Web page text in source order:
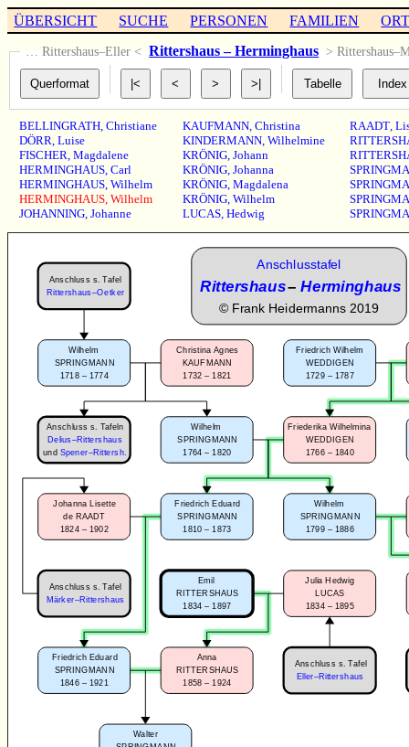
ÜBERSICHT SUCHE PERSONEN FAMILIEN
… Rittershaus–Eller < Rittershaus – Herminghaus >
BELLINGRATH,Christiane
DÖRR,Luise
FISCHER,Magdalene
HERMINGHAUS,Carl
HERMINGHAUS,Wilhelm
HERMINGHAUS,Wilhelm
JOHANNING,Johanne
KAUFMANN, Christina
KINDERMANN, Wilhelmine
KRÖNIG, Johann
KRÖNIG, Johanna
KRÖNIG, Magdalena
KRÖNIG, Wilhelm
LUCAS, Hedwig
RAADT,
Julia Hedwig
LUCAS
1834 – 1895
Emil
RITTERSHAUS
1834 – 1897
Anna
RITTERSHAUS
1858 – 1924
Friedrich Eduard
SPRINGMANN
1846 – 1921
Friedrich Eduard
SPRINGMANN
1810 – 1873
Johanna Lisette
de RAADT
1824 – 1902
Wilhelm
SPRINGMANN
1764 – 1820
Friederika Wilhelmina
WEDDIGEN
1766 – 1840
Wilhelm
SPRINGMANN
1799 – 1886
Walter
Wilhelm
SPRINGMANN
1718 – 1774
Christina Agnes
KAUFMANN
1732 – 1821
Anschluss s. Tafel
Rittershaus–Oetker
Anschlusstafel
Rittershaus–Herminghaus
© Frank Heidermanns 2019
Anschluss s. Tafeln
Delius–Rittershaus
und Spener–Rittersh.
Anschluss s. Tafel
Märker–Rittershaus
Friedrich Wilhelm
WEDDIGEN
1729 – 1787
Anschluss s. Tafel
Eller–Rittershaus